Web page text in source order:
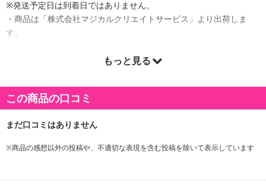
※発送予定日は到着日ではありません。
・商品は「株式会社マジカルクリエイトサービス」より出荷しま
す。
●プチプチ食感が楽しめる1本もの北海道加工の辛子明太子です。
●厳選した鱈の子をこだわり秘伝の調味液に漬けこみました。
しっかりと熟成し、完成した明太子は炊き立てホカホカご飯の上に
もっと見る
この商品の口コミ
※商品の感想以外の投稿や、不適切な表現を含む投稿を除いて表示しています